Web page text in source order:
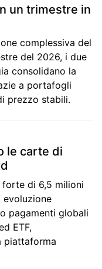
un trimestre in
complessiva del
del 2026, i due
consolidano la
a portafogli
prezzo stabili.
le carte di
forte di 6,5 milioni
evoluzione
pagamenti globali
ETF,
piattaforma